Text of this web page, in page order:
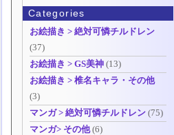
Categories
お絵描き > 絶対可憐チルドレン
(37)
お絵描き > GS美神 (13)
お絵描き > 椎名キャラ・その他
(3)
マンガ > 絶対可憐チルドレン (75)
マンガ> その他(6)